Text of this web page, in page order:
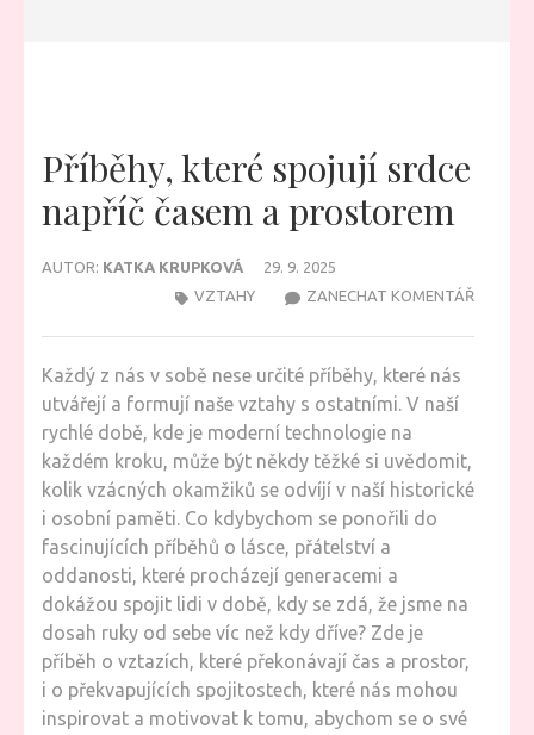
Příběhy, které spojují srdce
napříč časem a prostorem
AUTOR: KATKA KRUPKOVÁ
29. 9. 2025
ZANECHAT KOMENTÁŘNA
A
VZTAHY
Každý z nás v sobě nese určité příběhy, které nás
utvářejí a formují naše vztahy s ostatními. V naší
rychlé době, kde je moderní technologie na
každém kroku, může být někdy těžké si uvědomit,
kolik vzácných okamžiků se odvíjí v naší historické
i osobní paměti. Co kdybychom se ponořili do
fascinujících příběhů o lásce, přátelství a
oddanosti, které procházejí generacemi a
dokážou spojit lidi v době, kdy se zdá, že jsme na
dosah ruky od sebe víc než kdy dříve? Zde je
příběh o vztazích, které překonávají čas a prostor,
i o překvapujících spojitostech, které nás mohou
inspirovat a motivovat k tomu, abychom se o své